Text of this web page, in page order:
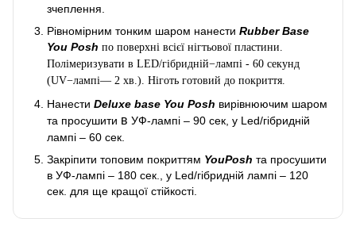
зчеплення.
Рівномірним тонким шаром нанести Rubber Base
You Posh по поверхні всієї нігтьової пластини.
Полімеризувати в LED/гібридній−лампі - 60 секунд
(UV−лампі— 2 хв.). Ніготь готовий до покриття.
Нанести Deluxe base You Posh вирівнюючим шаром
та просушити в УФ-лампі – 90 сек, у Led/гібридній
лампі – 60 сек.
Закріпити топовим покриттям YouPosh та просушити
в УФ-лампі – 180 сек., у Led/гібридній лампі – 120
сек. для ще кращої стійкості.